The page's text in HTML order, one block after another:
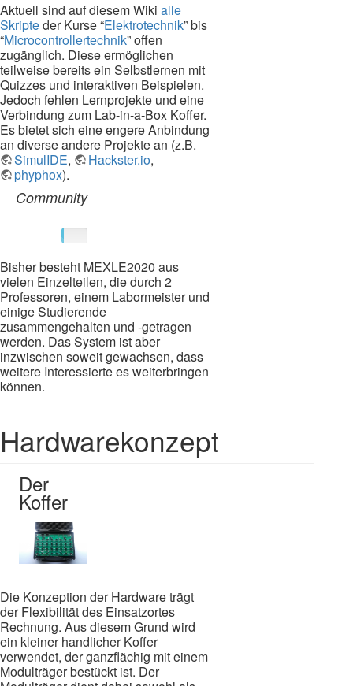
Aktuell sind auf diesem Wiki alle
Skripteder Kurse “Elektrotechnik” bis
“Microcontrollertechnik” offen
zugänglich. Diese ermöglichen
teilweise bereits ein Selbstlernen mit
Quizzes und interaktiven Beispielen.
Jedoch fehlen Lernprojekte und eine
Verbindung zum Lab-in-a-Box Koffer.
Es bietet sich eine engere Anbindung
an diverse andere Projekte an (z.B.
SimulIDE, Hackster.io,
phyphox).
Community
10%
Bisher besteht MEXLE2020 aus
vielen Einzelteilen, die durch 2
Professoren, einem Labormeister und
einige Studierende
zusammengehalten und -getragen
werden. Das System ist aber
inzwischen soweit gewachsen, dass
weitere Interessierte es weiterbringen
können.
Hardwarekonzept
Der
Koffer
Die Konzeption der Hardware trägt
der Flexibilität des Einsatzortes
Rechnung. Aus diesem Grund wird
ein kleiner handlicher Koffer
verwendet, der ganzflächig mit einem
Modulträger bestückt ist. Der